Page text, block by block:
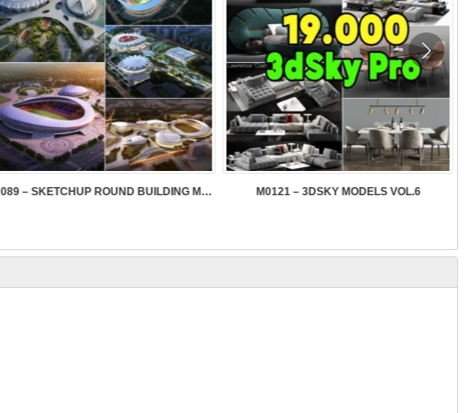
SK089 – SKETCHUP ROUND BUILDING MODELS M0121 – 3DSKY MODELS VOL.6